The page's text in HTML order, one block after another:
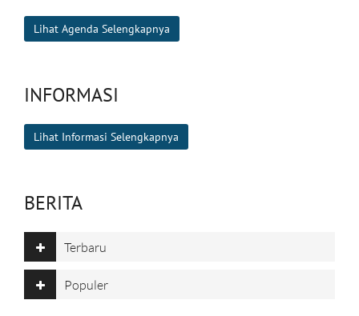
Lihat Agenda Selengkapnya
INFORMASI
Lihat Informasi Selengkapnya
BERITA
Terbaru
Populer